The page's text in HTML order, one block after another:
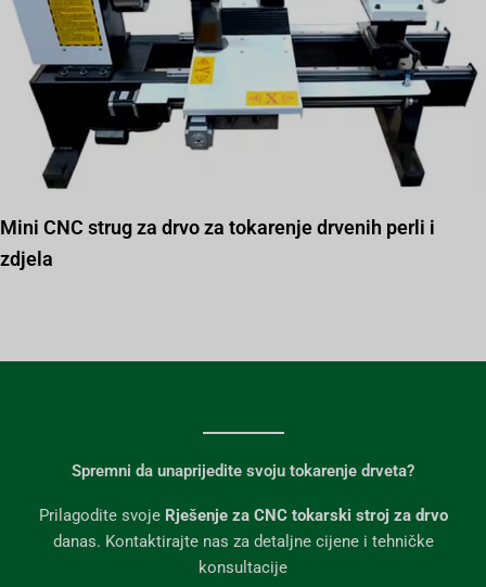
Mini CNC strug za drvo za tokarenje drvenih perli i
zdjela
Spremni da unaprijedite svoju tokarenje drveta?
Prilagodite svoje Rješenje za CNC tokarski stroj za drvo
danas. Kontaktirajte nas za detaljne cijene i tehničke
konsultacije